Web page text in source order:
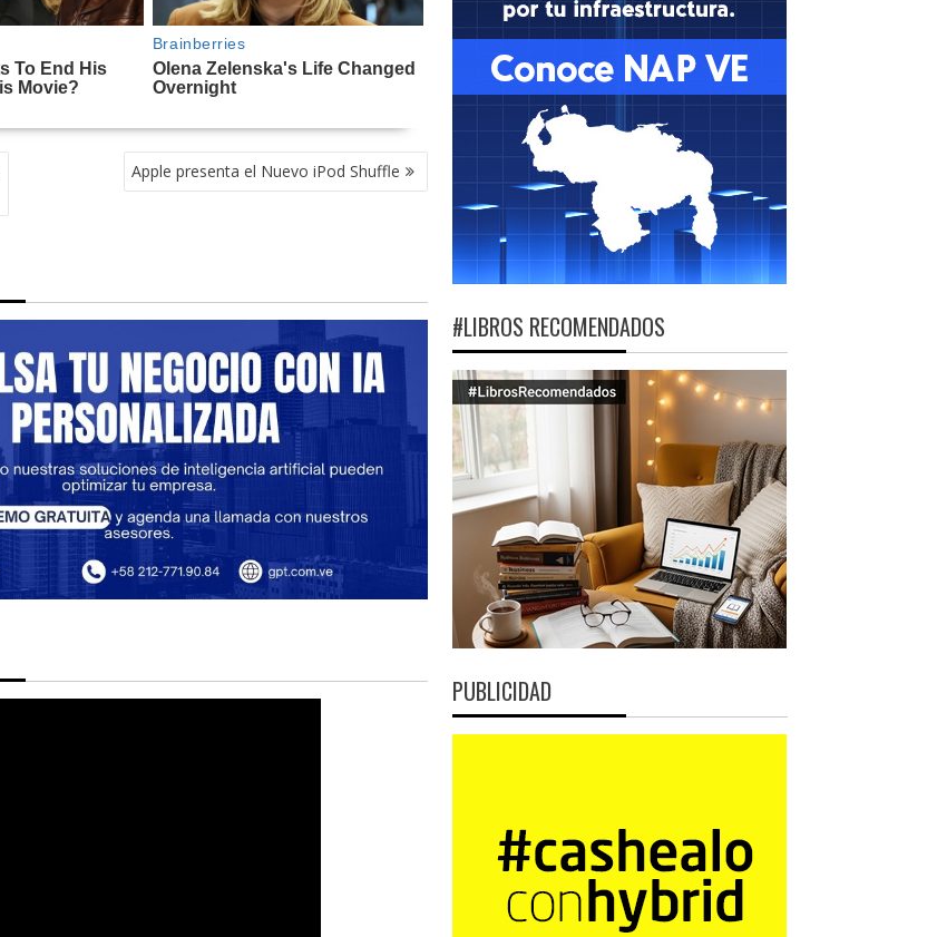
Apple presenta el Nuevo iPod Shuffle
#LIBROS RECOMENDADOS
PUBLICIDAD